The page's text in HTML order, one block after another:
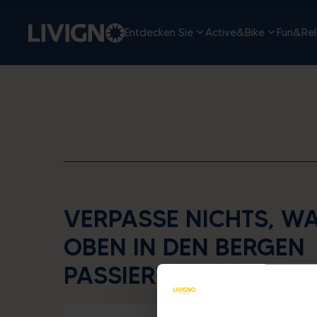
Entdecken Sie Active&Bike
VERPASSE NICHTS,
OBEN IN DEN BERGEN
PASSIERT